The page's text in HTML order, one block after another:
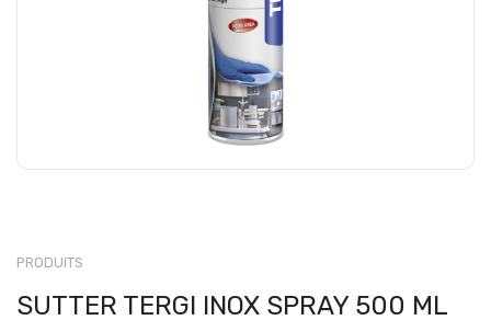
PRODUITS
SUTTER TERGI INOX SPRAY 500 ML